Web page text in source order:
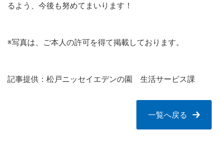
るよう、今後も努めてまいります！
※写真は、ご本人の許可を得て掲載しております。
記事提供：松戸ニッセイエデンの園 生活サービス課
一覧へ戻る